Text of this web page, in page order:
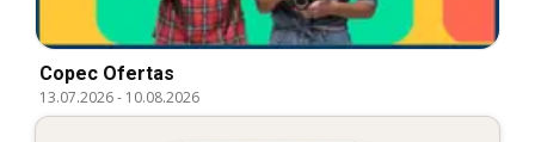
Copec Ofertas
13.07.2026- 10.08.2026